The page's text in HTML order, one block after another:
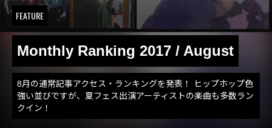
FEATURE
Monthly Ranking 2017 / August
8月の通常記事アクセス・ランキングを発表！ ヒップホップ色
強い並びですが、夏フェス出演アーティストの楽曲も多数ラン
クイン！